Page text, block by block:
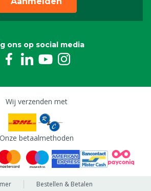
ons op social media
Wij verzenden met
Onze betaalmethoden
Bestellen & Betalen